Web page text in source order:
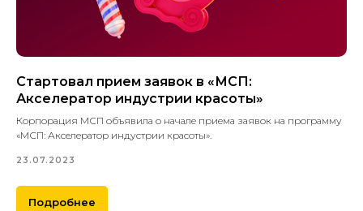
Стартовал прием заявок в «МСП:
Акселератор индустрии красоты»
Корпорация МСП объявила о начале приема заявок на программу
«МСП: Акселератор индустрии красоты».
23.07.2023
Подробнее